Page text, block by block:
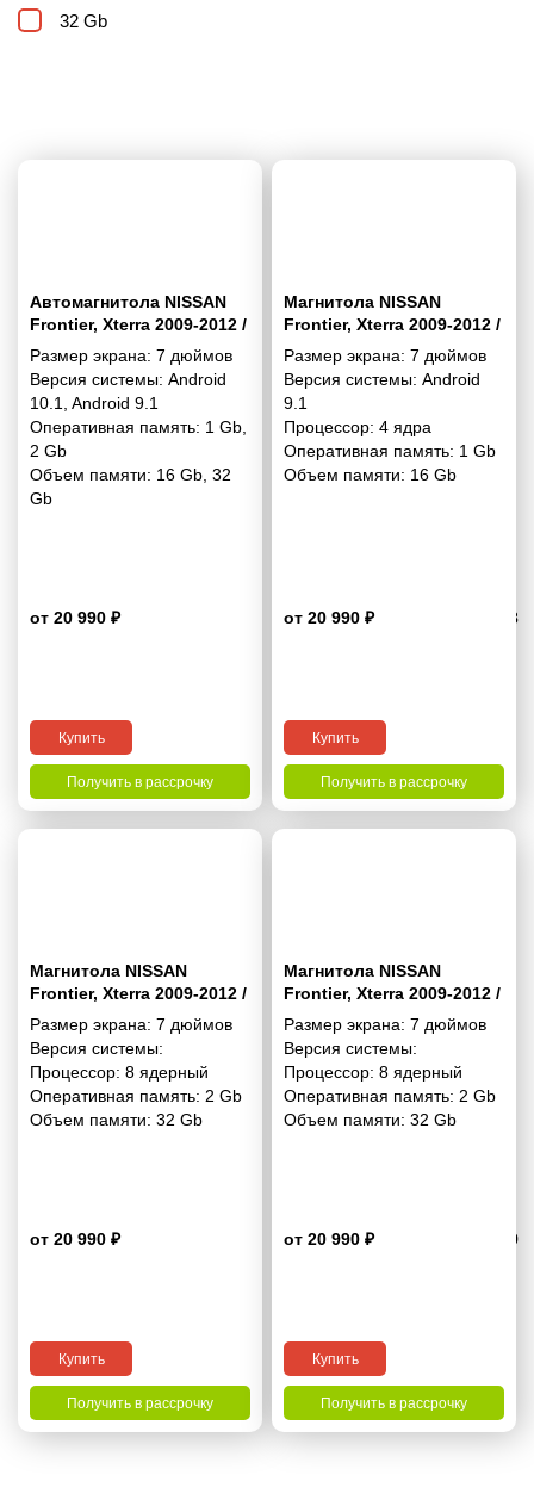
32 Gb
Автомагнитола NISSAN
Frontier, Xterra 2009-2012 /
SUZUKI Equator 2009-2012
7"
Размер экрана: 7 дюймов
Версия системы: Android
10.1
Android 9.1
Оперативная память: 1 Gb
2 Gb
Объем памяти: 16 Gb 32
Gb
от 20 990 ₽ 4.3
Купить
Получить в рассрочку
Магнитола NISSAN
Frontier, Xterra 2009-2012 /
SUZUKI Equator 2009-2012
7 дюймов - 9.1 1/16 Гб
Simple
Размер экрана: 7 дюймов
Версия системы: Android
9.1
Процессор: 4 ядра
Оперативная память: 1 Gb
Объем памяти: 16 Gb
от 20 990 ₽
Купить
Получить в рассрочку
Магнитола NISSAN
Frontier, Xterra 2009-2012 /
SUZUKI Equator 2009-2012
7 дюймов - 10.1 2/32 Гб
Simple
Размер экрана: 7 дюймов
Версия системы:
Процессор: 8 ядерный
Оперативная память: 2 Gb
Объем памяти: 32 Gb
от 20 990 ₽ 4.9
Купить
Получить в рассрочку
Магнитола NISSAN
Frontier, Xterra 2009-2012 /
SUZUKI Equator 2009-2012
7 дюймов - 10.1 2/32 Гб
Pro
Размер экрана: 7 дюймов
Версия системы:
Процессор: 8 ядерный
Оперативная память: 2 Gb
Объем памяти: 32 Gb
от 20 990 ₽
Купить
Получить в рассрочку